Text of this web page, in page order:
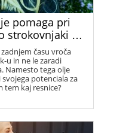
pomaga pri
strokovnjaki …
času vroča
u in ne le zaradi
Namesto tega olje
potenciala za
tem kaj resnice?